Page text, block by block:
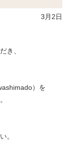
3月2日
き、
）を
。